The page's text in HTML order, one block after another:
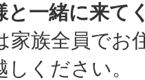
と一緒に来て
家族全員でお
越しくださ